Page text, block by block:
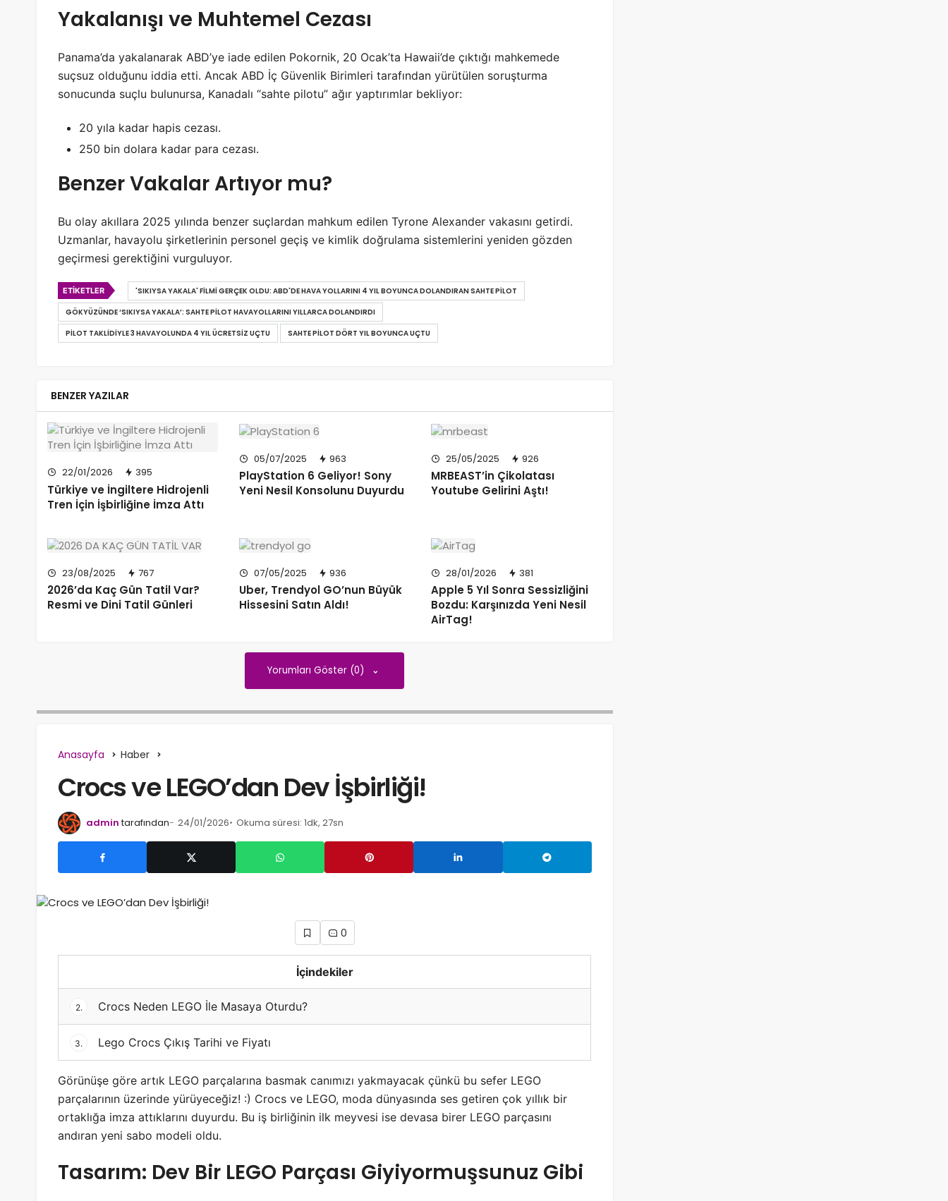
Yakalanışı ve Muhtemel Cezası
Panama’da yakalanarak ABD’ye iade edilen Pokornik, 20 Ocak’ta Hawaii’de çıktığı mahkemede
suçsuz olduğunu iddia etti. Ancak ABD İç Güvenlik Birimleri tarafından yürütülen soruşturma
sonucunda suçlu bulunursa, Kanadalı “sahte pilotu” ağır yaptırımlar bekliyor:
20 yıla kadar hapis cezası.
250 bin dolara kadar para cezası.
Benzer Vakalar Artıyor mu?
Bu olay akıllara 2025 yılında benzer suçlardan mahkum edilen Tyrone Alexander vakasını getirdi.
Uzmanlar, havayolu şirketlerinin personel geçiş ve kimlik doğrulama sistemlerini yeniden gözden
geçirmesi gerektiğini vurguluyor.
ETIKETLER
'SIKIYSA YAKALA' FILMI GERÇEK OLDU: ABD'DE HAVA YOLLARINI 4 YIL BOYUNCA DOLANDIRAN SAHTE PILOT
GÖKYÜZÜNDE ‘SIKIYSA YAKALA’: SAHTE PILOT HAVAYOLLARINI YILLARCA DOLANDIRDI
PILOT TAKLIDIYLE 3 HAVAYOLUNDA 4 YIL ÜCRETSIZ UÇTU
SAHTE PILOT DÖRT YIL BOYUNCA UÇTU
BENZER YAZILAR
22/01/2026 395
Türkiye ve İngiltere Hidrojenli
Tren İçin İşbirliğine İmza Attı
05/07/2025 963
PlayStation 6 Geliyor! Sony
Yeni Nesil Konsolunu Duyurdu
25/05/2025 926
MRBEAST’in Çikolatası
Youtube Gelirini Aştı!
23/08/2025 767
2026’da Kaç Gün Tatil Var?
Resmi ve Dini Tatil Günleri
07/05/2025 936
Uber, Trendyol GO’nun Büyük
Hissesini Satın Aldı!
28/01/2026 381
Apple 5 Yıl Sonra Sessizliğini
Bozdu: Karşınızda Yeni Nesil
AirTag!
Yorumları Göster (0)
Anasayfa Haber
Crocs ve LEGO’dan Dev İşbirliği!
admin tarafından 24/01/2026 Okuma süresi: 1dk, 27sn
0
İçindekiler
2. Crocs Neden LEGO İle Masaya Oturdu?
3. Lego Crocs Çıkış Tarihi ve Fiyatı
Görünüşe göre artık LEGO parçalarına basmak canımızı yakmayacak çünkü bu sefer LEGO
parçalarının üzerinde yürüyeceğiz! :) Crocs ve LEGO, moda dünyasında ses getiren çok yıllık bir
ortaklığa imza attıklarını duyurdu. Bu iş birliğinin ilk meyvesi ise devasa birer LEGO parçasını
andıran yeni sabo modeli oldu.
Tasarım: Dev Bir LEGO Parçası Giyiyormuşsunuz Gibi